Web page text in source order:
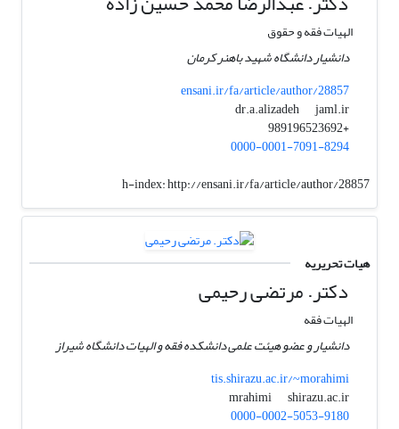
الهیات فقه و حقوق
دانشیار دانشگاه شهید باهنر کرمان
ensani.ir/fa/article/author/28857
dr.a.alizadeh
jaml.ir
+989196523692
0000-0001-7091-8294
h-index:http://ensani.ir/fa/article/author/28857
هیات تحریریه
دکتر. مرتضی رحیمی
الهیات فقه
دانشیار و عضو هیئت علمی دانشکده فقه و الهیات دانشگاه شیراز
tis.shirazu.ac.ir/~morahimi
mrahimi
shirazu.ac.ir
0000-0002-5053-9180